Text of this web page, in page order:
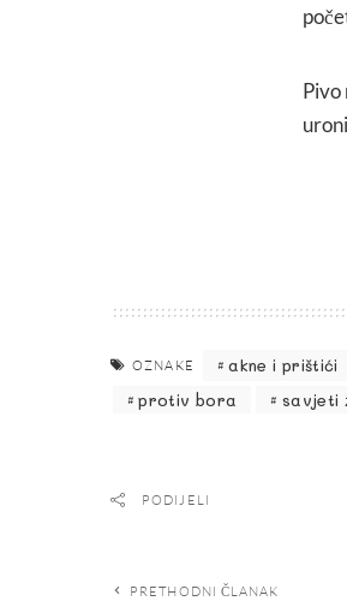
Pivo
OZNAKE akne i prištići
protiv bora
savjeti
PODIJELI
PRETHODNI ČLANAK